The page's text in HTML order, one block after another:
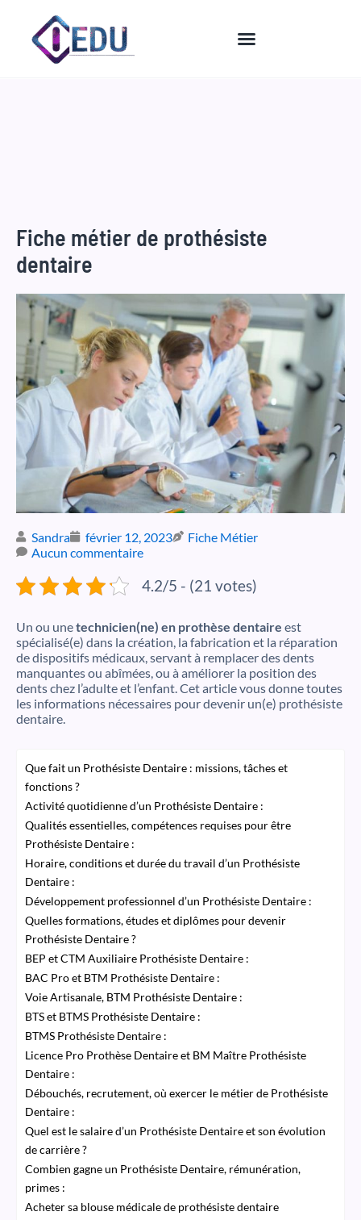
contenu
Fiche métier de prothésiste
dentaire
Sandra février 12, 2023
Fiche Métier
Aucun commentaire
4.2/5 - (21 votes)
Un ou unetechnicien(ne) en prothèse dentaire est
spécialisé(e) dans la création, la fabrication et la réparation
de dispositifs médicaux, servant à remplacer des dents
manquantes ou abîmées, ou à améliorer la position des
dents chez l’adulte et l’enfant. Cet article vous donne toutes
les informations nécessaires pour devenir un(e) prothésiste
dentaire.
Que fait un Prothésiste Dentaire : missions, tâches et
fonctions ?
Activité quotidienne d’un Prothésiste Dentaire :
Qualités essentielles, compétences requises pour être
Prothésiste Dentaire :
Horaire, conditions et durée du travail d’un Prothésiste
Dentaire :
Développement professionnel d’un Prothésiste Dentaire :
Quelles formations, études et diplômes pour devenir
Prothésiste Dentaire ?
BEP et CTM Auxiliaire Prothésiste Dentaire :
BAC Pro et BTM Prothésiste Dentaire :
Voie Artisanale, BTM Prothésiste Dentaire :
BTS et BTMS Prothésiste Dentaire :
BTMS Prothésiste Dentaire :
Licence Pro Prothèse Dentaire et BM Maître Prothésiste
Dentaire :
Débouchés, recrutement, où exercer le métier de Prothésiste
Dentaire :
Quel est le salaire d’un Prothésiste Dentaire et son évolution
de carrière ?
Combien gagne un Prothésiste Dentaire, rémunération,
primes :
Acheter sa blouse médicale de prothésiste dentaire